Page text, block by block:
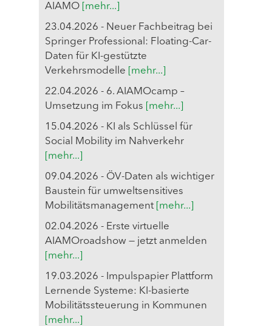
AIAMO [mehr...]
23.04.2026 - Neuer Fachbeitrag bei
Springer Professional: Floating-Car-
Daten für KI-gestützte
Verkehrsmodelle
[mehr...]
22.04.2026 - 6. AIAMOcamp –
Umsetzung im Fokus
[mehr...]
15.04.2026 - KI als Schlüssel für
Social Mobility im Nahverkehr
[mehr...]
09.04.2026 - ÖV-Daten als wichtiger
Baustein für umweltsensitives
Mobilitätsmanagement [mehr...]
02.04.2026 - Erste virtuelle
AIAMOroadshow — jetzt anmelden
[mehr...]
19.03.2026 - Impulspapier Plattform
Lernende Systeme: KI-basierte
Mobilitätssteuerung in Kommunen
[mehr...]